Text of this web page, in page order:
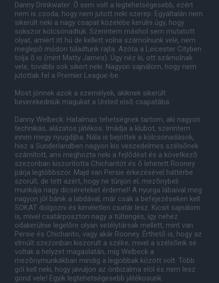
Danny Drinkwater: Õ sem volt a legtehetségesebb, ezért
nem is csoda, hogy nem jutott neki szerep. Egyáltalán nem
sikerült neki a nagy csapat közelébe kerülni úgy, hogy
sokszor kölcsönadtuk. Szerintem máshol sem mutatott
olyat, amiért itt hú de kellett volna számolnunk vele, nem
meglepõ módon túladtunk rajta. Azóta a Leicester Cityben
tolja õ is (mint Matty James). Úgy néz ki, ott számolnak
vele, további sok sikert neki. Nagyon sajnálom, hogy nem
jutottak fel a Premier League-be.
Most jönnek azok a személyek, akiknek sikerült
beverekedniük magukat a United elsõ csapatába:
Danny Welbeck: Hatalmas tehetségnek tartom, aki nagyon
technikás, alázatos játékos. Imádja a klubot, szerintem
innen megy nyugdíjba. Nála is bejöttek a kölcsönadások,
hisz a Sunderlandben nagyon kis veszedelmes szélsõnek
számított, ami meghozta neki a fejlõdést és a következõ
szezonban kiszorította Chicharitót és õ lehetett Rooney
párja legtöbbször. Majd van Persie érkezésével háttérbe
szorult, de tett azért, hogy ne tûnjön el, mezõnybeli
munkája nagy dicséreteket érdemel! A nyurga lábaival meg
nagyon jól bánik a labdával, már csak a befejezéseken kell
SOKAT dolgozni és kíméletlen csatár lesz. Kicsit sajnálom
is, mivel csatárposzton nagy a túltengés, így nehéz
odakerülnie legelõre olyan vetélytársak mellett, mint van
Persie és Chicharito, vagy akár Rooney. Érthetõ is, hogy az
elmúlt szezonban kiszorult a szélre, mivel a szélsõink se
voltak a helyzet magaslatán, míg Welbeck a
mezõnymunkákban mindig a legjobbak között volt. Több
gól kell neki, hogy javuljon az önbizalma elöl és nem lesz
gond vele! Egyik legtehetségesebb játékosunk.